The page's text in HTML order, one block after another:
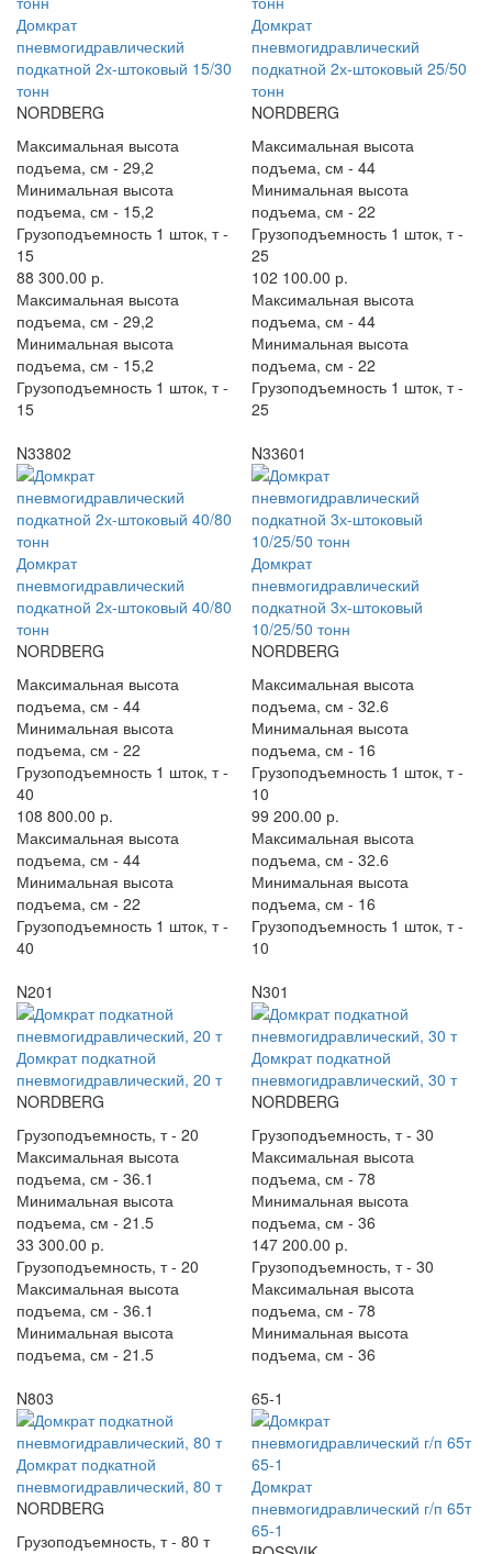
Домкрат
пневмогидравлический
подкатной 2х-штоковый 15/30
тонн
NORDBERG
Максимальная высота
подъема, см - 29,2
Минимальная высота
подъема, см - 15,2
Грузоподъемность 1 шток, т -
15
88 300.00 р.
Максимальная высота
подъема, см - 29,2
Минимальная высота
подъема, см - 15,2
Грузоподъемность 1 шток, т -
15
Домкрат
пневмогидравлический
подкатной 2х-штоковый 25/50
тонн
NORDBERG
Максимальная высота
подъема, см - 44
Минимальная высота
подъема, см - 22
Грузоподъемность 1 шток, т -
25
102 100.00 р.
Максимальная высота
подъема, см - 44
Минимальная высота
подъема, см - 22
Грузоподъемность 1 шток, т -
25
N33802
Домкрат
пневмогидравлический
подкатной 2х-штоковый 40/80
тонн
NORDBERG
Максимальная высота
подъема, см - 44
Минимальная высота
подъема, см - 22
Грузоподъемность 1 шток, т -
40
108 800.00 р.
Максимальная высота
подъема, см - 44
Минимальная высота
подъема, см - 22
Грузоподъемность 1 шток, т -
40
N33601
Домкрат
пневмогидравлический
подкатной 3х-штоковый
10/25/50 тонн
NORDBERG
Максимальная высота
подъема, см - 32.6
Минимальная высота
подъема, см - 16
Грузоподъемность 1 шток, т -
10
99 200.00 р.
Максимальная высота
подъема, см - 32.6
Минимальная высота
подъема, см - 16
Грузоподъемность 1 шток, т -
10
N201
Домкрат подкатной
пневмогидравлический, 20 т
NORDBERG
Грузоподъемность, т - 20
Максимальная высота
подъема, см - 36.1
Минимальная высота
подъема, см - 21.5
33 300.00 р.
Грузоподъемность, т - 20
Максимальная высота
подъема, см - 36.1
Минимальная высота
подъема, см - 21.5
N301
Домкрат подкатной
пневмогидравлический, 30 т
NORDBERG
Грузоподъемность, т - 30
Максимальная высота
подъема, см - 78
Минимальная высота
подъема, см - 36
147 200.00 р.
Грузоподъемность, т - 30
Максимальная высота
подъема, см - 78
Минимальная высота
подъема, см - 36
N803
Домкрат подкатной
пневмогидравлический, 80 т
NORDBERG
Грузоподъемность, т - 80 т
65-1
Домкрат
пневмогидравлический г/п 65т
65-1